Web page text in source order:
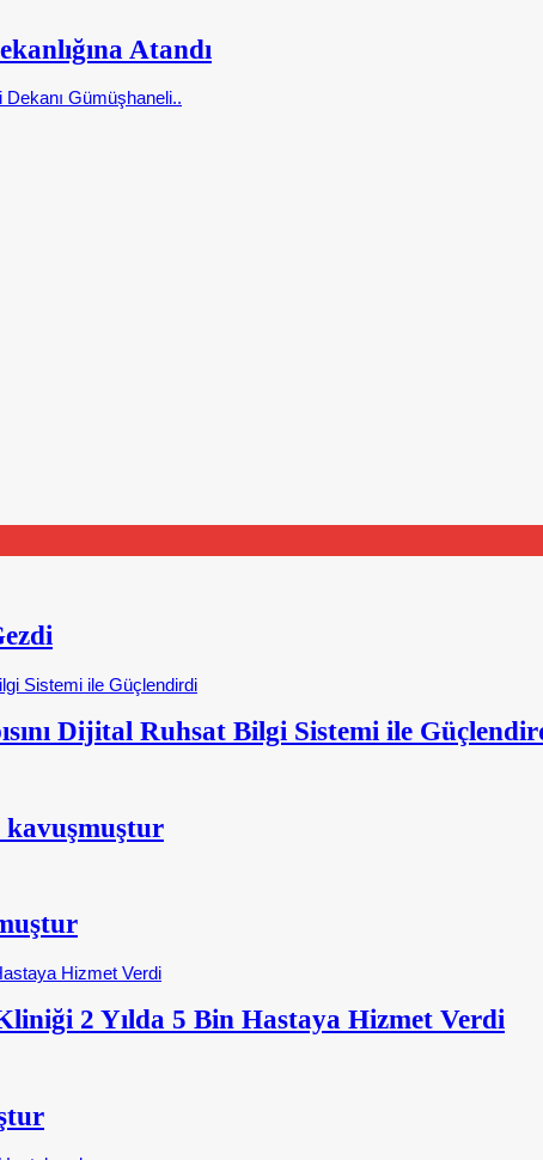
Atandı
Gümüşhaneli..
Dijital Ruhsat Bilgi Sistemi ile
kavuşmuştur
2 Yılda 5 Bin Hastaya Hizmet Verdi